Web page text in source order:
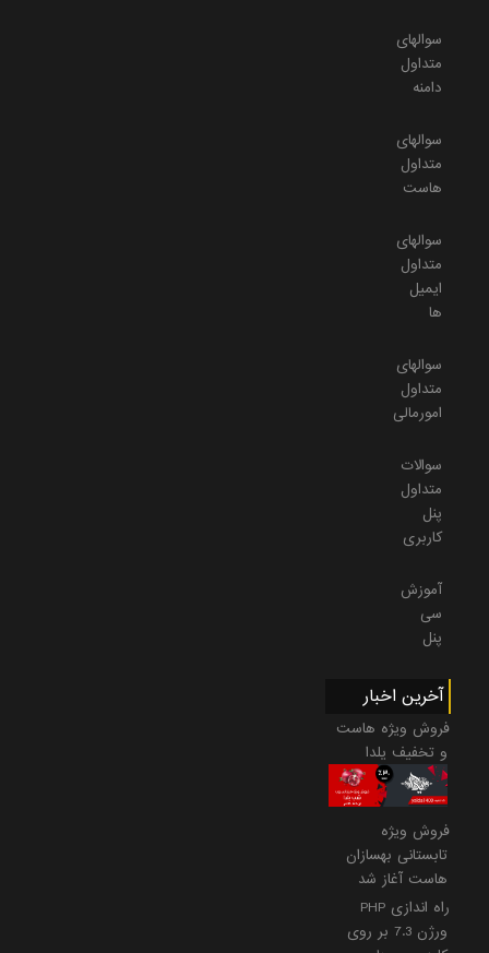
سوالهای
متداول
دامنه
سوالهای
متداول
هاست
سوالهای
متداول
ایمیل
ها
سوالهای
متداول
امورمالی
سوالات
متداول
پنل
کاربری
آموزش
سی
پنل
آخرین اخبار
فروش ویژه هاست
و تخفیف یلدا
فروش ویژه
تابستانی بهسازان
هاست آغاز شد
راه اندازی PHP
ورژن 7.3 بر روی